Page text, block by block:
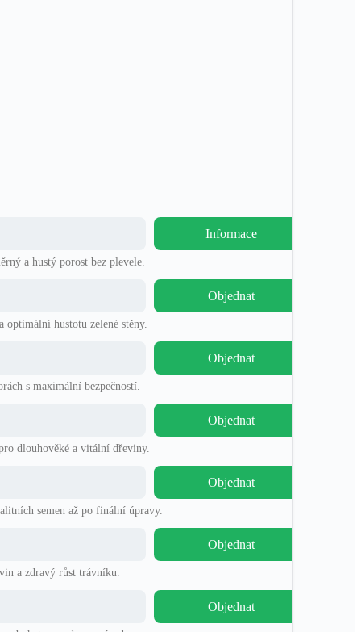
Informace
a hustý porost bez plevele.
Objednat
hustotu zelené stěny.
Objednat
s maximální bezpečností.
Objednat
dlouhověké a vitální dřeviny.
Objednat
semen až po finální úpravy.
Objednat
a zdravý růst trávníku.
Objednat